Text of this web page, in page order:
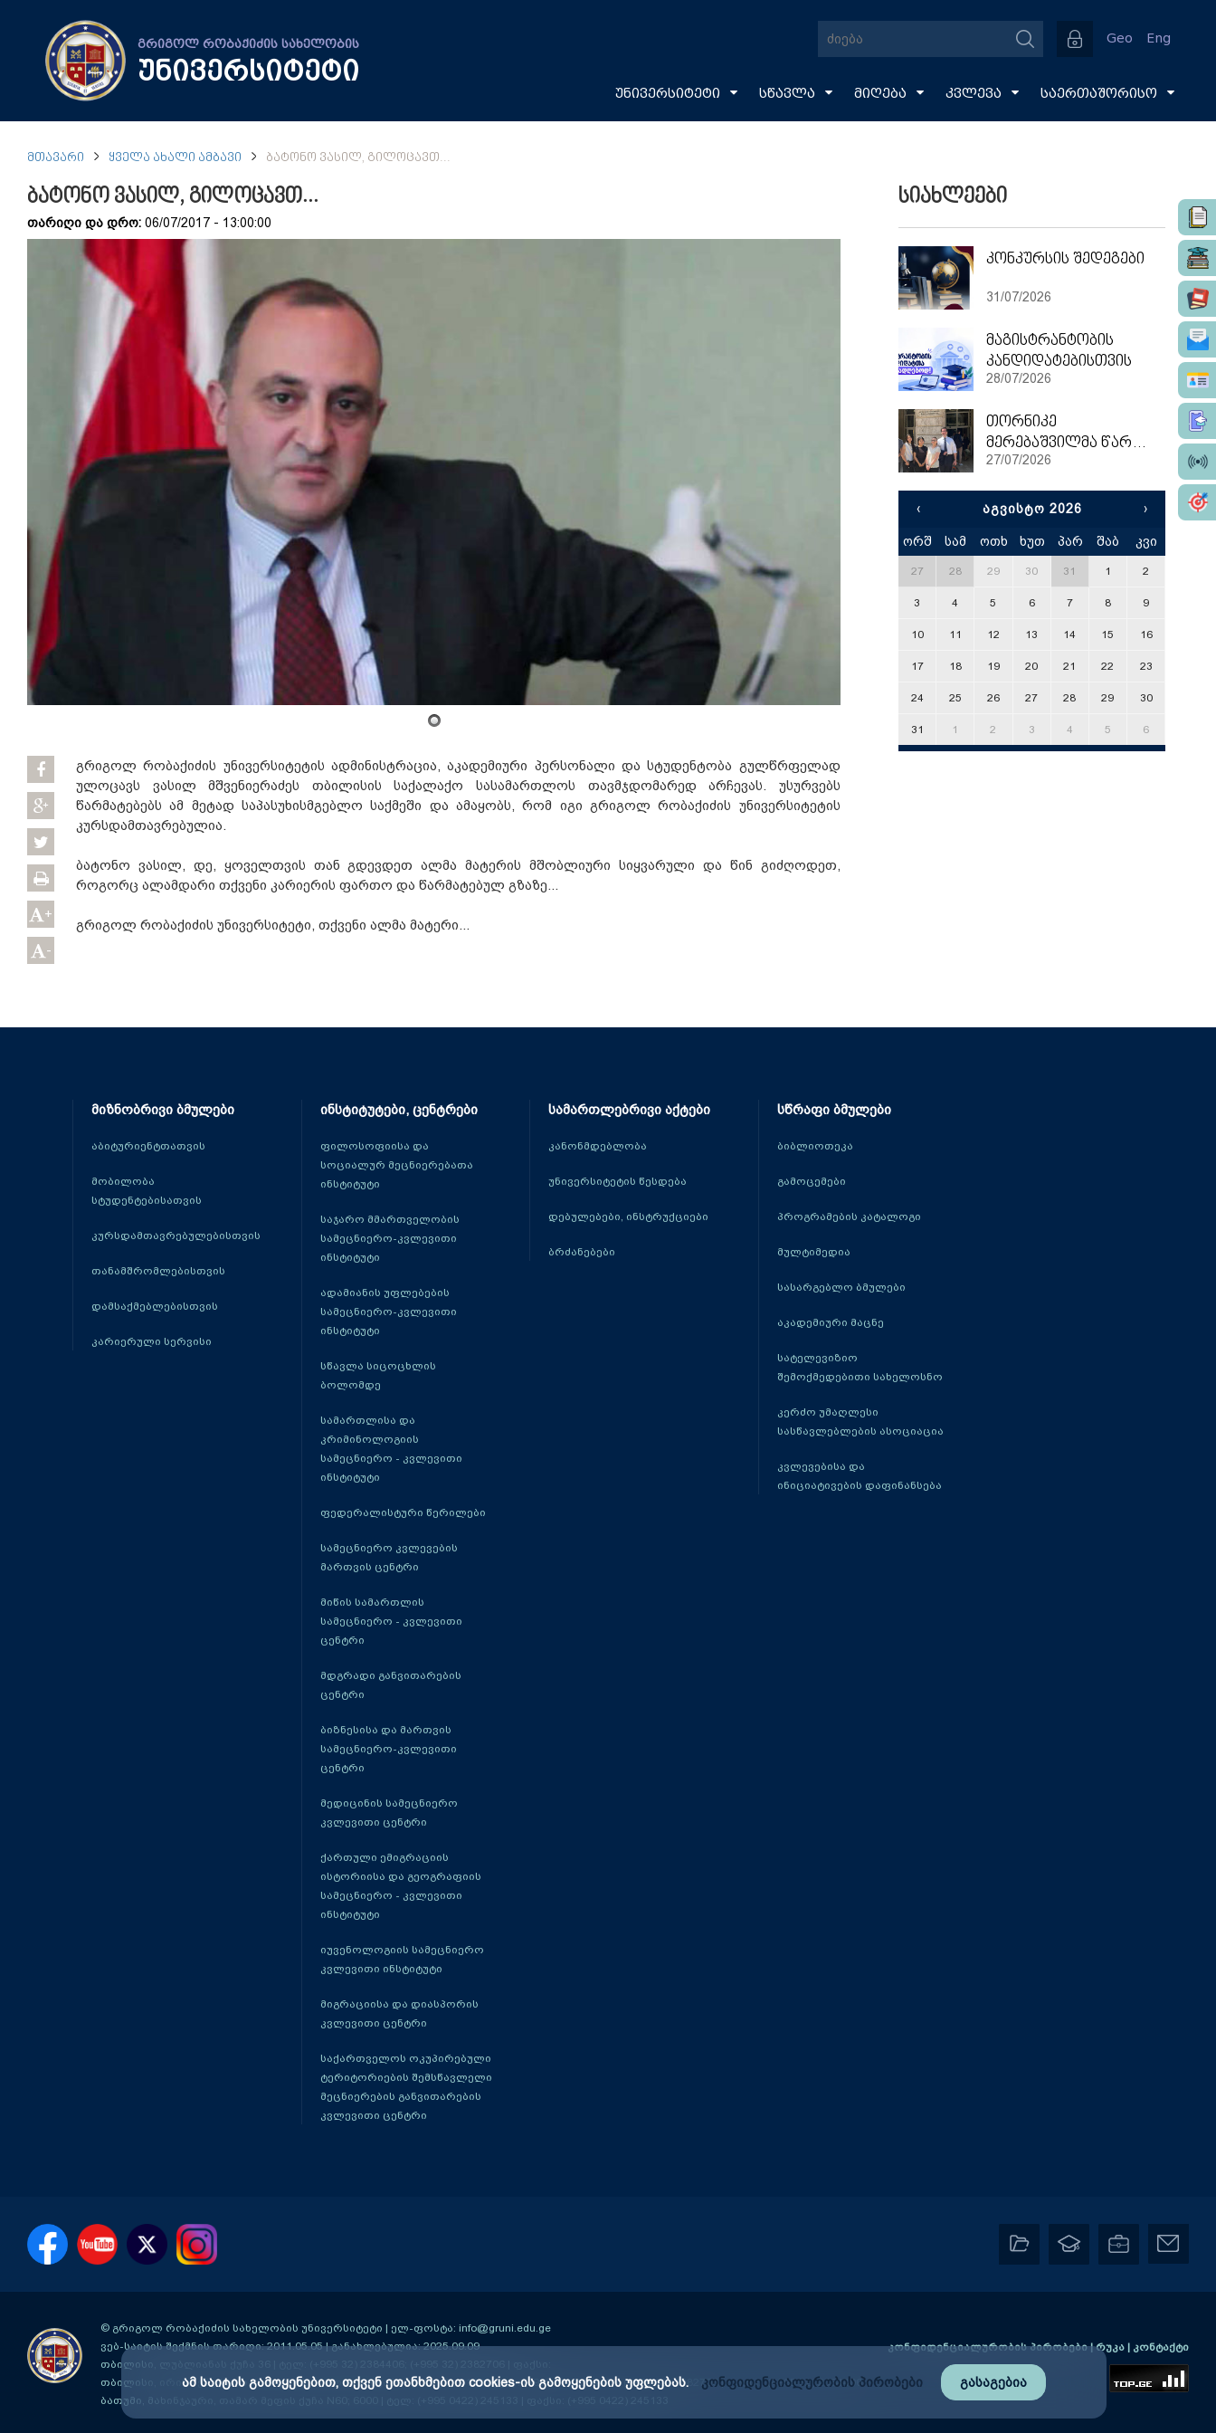
გრიგოლ რობაქიძის სახელობის
უნივერსიტეტი
Geo Eng
უნივერსიტეტი სწავლა მიღება კვლევა საერთაშორისო
ᲛᲗᲐᲕᲐᲠᲘ ᲧᲕᲔᲚᲐ ᲐᲮᲐᲚᲘ ᲐᲛᲑᲐᲕᲘ ᲑᲐᲢᲝᲜᲝ ᲕᲐᲡᲘᲚ, ᲒᲘᲚᲝᲪᲐᲕᲗ...
ბატონო ვასილ, გილოცავთ...
თარიღი და დრო: 06/07/2017 - 13:00:00
+
-
გრიგოლ რობაქიძის უნივერსიტეტის ადმინისტრაცია, აკადემიური პერსონალი და სტუდენტობა გულწრფელად
ულოცავს ვასილ მშვენიერაძეს თბილისის საქალაქო სასამართლოს თავმჯდომარედ არჩევას. უსურვებს
წარმატებებს ამ მეტად საპასუხისმგებლო საქმეში და ამაყობს, რომ იგი გრიგოლ რობაქიძის უნივერსიტეტის
კურსდამთავრებულია.
ბატონო ვასილ, დე, ყოველთვის თან გდევდეთ ალმა მატერის მშობლიური სიყვარული და წინ გიძღოდეთ,
როგორც ალამდარი თქვენი კარიერის ფართო და წარმატებულ გზაზე...
გრიგოლ რობაქიძის უნივერსიტეტი, თქვენი ალმა მატერი...
სიახლეები
კონკურსის შედეგები
31/07/2026
მაგისტრანტობის
კანდიდატებისთვის
28/07/2026
თორნიკე
მერებაშვილმა წარჩინებით დაასრულა ეტვოშ ლორანის უნივერსიტეტის სამაგისტრო პროგრამა
27/07/2026
‹ ᲐᲒᲕᲘᲡᲢᲝ 2026 ›
ორშ სამ ოთხ ხუთ პარ შაბ კვი
27 28 29 30 31 1 2
3 4 5 6 7 8 9
10 11 12 13 14 15 16
17 18 19 20 21 22 23
24 25 26 27 28 29 30
31 1 2 3 4 5 6
მიზნობრივი ბმულები
აბიტურიენტთათვის
მობილობა
სტუდენტებისათვის
კურსდამთავრებულებისთვის
თანამშრომლებისთვის
დამსაქმებლებისთვის
კარიერული სერვისი
ინსტიტუტები, ცენტრები
ფილოსოფიისა და
სოციალურ მეცნიერებათა
ინსტიტუტი
საჯარო მმართველობის
სამეცნიერო-კვლევითი
ინსტიტუტი
ადამიანის უფლებების
სამეცნიერო-კვლევითი
ინსტიტუტი
სწავლა სიცოცხლის
ბოლომდე
სამართლისა და
კრიმინოლოგიის
სამეცნიერო - კვლევითი
ინსტიტუტი
ფედერალისტური წერილები
სამეცნიერო კვლევების
მართვის ცენტრი
მიწის სამართლის
სამეცნიერო - კვლევითი
ცენტრი
მდგრადი განვითარების
ცენტრი
ბიზნესისა და მართვის
სამეცნიერო-კვლევითი
ცენტრი
მედიცინის სამეცნიერო
კვლევითი ცენტრი
ქართული ემიგრაციის
ისტორიისა და გეოგრაფიის
სამეცნიერო - კვლევითი
ინსტიტუტი
იუვენოლოგიის სამეცნიერო
კვლევითი ინსტიტუტი
მიგრაციისა და დიასპორის
კვლევითი ცენტრი
საქართველოს ოკუპირებული
ტერიტორიების შემსწავლელი
მეცნიერების განვითარების
კვლევითი ცენტრი
სამართლებრივი აქტები
კანონმდებლობა
უნივერსიტეტის წესდება
დებულებები, ინსტრუქციები
ბრძანებები
სწრაფი ბმულები
ბიბლიოთეკა
გამოცემები
პროგრამების კატალოგი
მულტიმედია
სასარგებლო ბმულები
აკადემიური მაცნე
სატელევიზიო
შემოქმედებითი სახელოსნო
კერძო უმაღლესი
სასწავლებლების ასოციაცია
კვლევებისა და
ინიციატივების დაფინანსება
© გრიგოლ რობაქიძის სახელობის უნივერსიტეტი | ელ-ფოსტა: info@gruni.edu.ge
ვებ-საიტის შექმნის თარიღი: 2011.05.05 | განახლებულია: 2025.09.09
თბილისი, ლუბლიანას ქუჩა 36
თბილისი, ირინა ენუქიძის #3 (აღმაშენებლის ხეივანი მე-13 კმ); 0159| ტელ: (+995 32) 2384406; (+995 32) 2382706 | ფაქსი: (+995 32) 2384406
ბათუმი, მახინჯაური, თამარ მეფის ქუჩა N60; 6000
კონფიდენციალურობის პირობები|რუკა | კონტაქტი
ამ საიტის გამოყენებით, თქვენ ეთანხმებით cookies-ის გამოყენების უფლებას. კონფიდენციალურობის პირობები გასაგებია